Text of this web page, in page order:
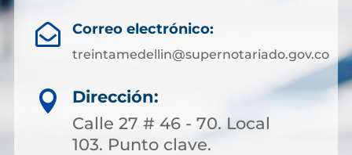
 Correo electrónico:
treintamedellin@supernotariado.gov.co

Dirección:
Calle 27 # 46 - 70. Local
103. Punto clave.